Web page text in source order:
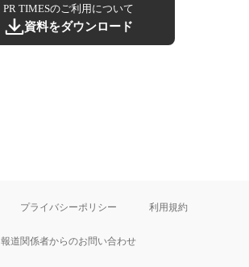
PR TIMESのご利用について
資料をダウンロード
プライバシーポリシー 利用規約
報道関係者からのお問い合わせ